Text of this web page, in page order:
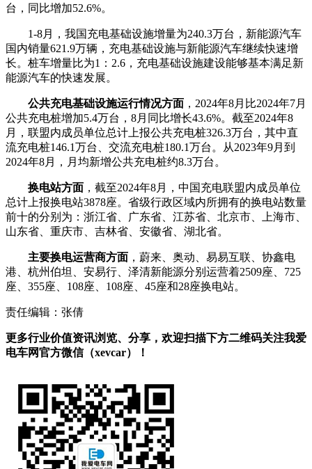
台，同比增加52.6%。
1-8月，我国充电基础设施增量为240.3万台，新能源汽车
国内销量621.9万辆，充电基础设施与新能源汽车继续快速增
长。桩车增量比为1：2.6，充电基础设施建设能够基本满足新
能源汽车的快速发展。
公共充电基础设施运行情况方面 ，2024年8月比2024年7月
公共充电桩增加5.4万台，8月同比增长43.6%。截至2024年8
月，联盟内成员单位总计上报公共充电桩326.3万台，其中直
流充电桩146.1万台、交流充电桩180.1万台。从2023年9月到
2024年8月，月均新增公共充电桩约8.3万台。
换电站方面 ，截至2024年8月，中国充电联盟内成员单位
总计上报换电站3878座。省级行政区域内所拥有的换电站数量
前十的分别为：浙江省、广东省、江苏省、北京市、上海市、
山东省、重庆市、吉林省、安徽省、湖北省。
主要换电运营商方面 ，蔚来、奥动、易易互联、协鑫电
港、杭州伯坦、安易行、泽清新能源分别运营着2509座、725
座、355座、108座、108座、45座和28座换电站。
责任编辑：张倩
更多行业价值资讯浏览、分享，欢迎扫描下方二维码关注我爱
电车网官方微信（xevcar）！